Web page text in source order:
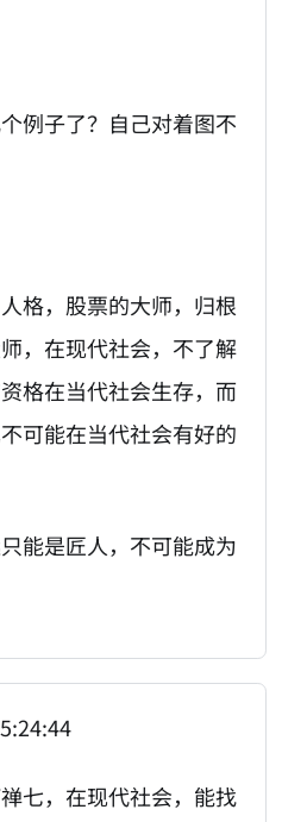
例子了？自己对着图不
格，股票的大师，归根
，在现代社会，不了解
格在当代社会生存，而
可能在当代社会有好的
能是匠人，不可能成为
七，在现代社会，能找